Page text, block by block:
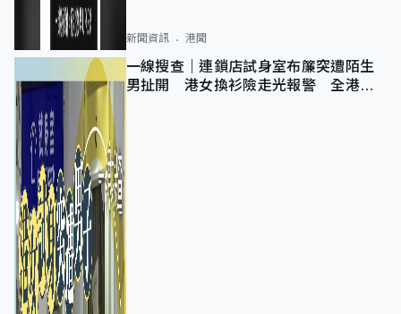
新聞資訊 港聞
一線搜查｜連鎖店試身室布簾突遭陌生
男扯開 港女換衫險走光報警 全港分